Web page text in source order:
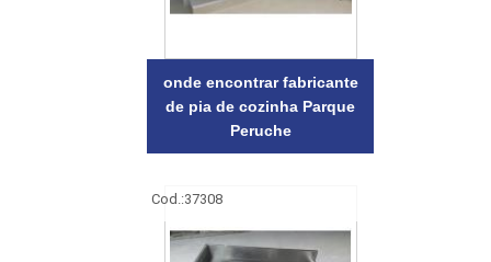
onde encontrar fabricante
de pia de cozinha Parque
Peruche
Cod.:37308